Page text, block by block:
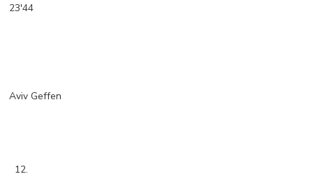
23'44
Aviv Geffen
12.